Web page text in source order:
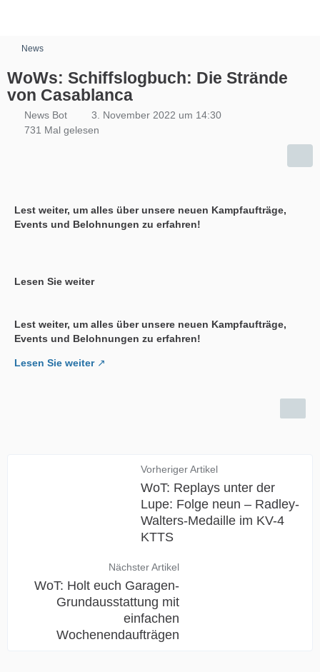
News
WoWs: Schiffslogbuch: Die Strände
von Casablanca
News Bot
3. November 2022 um 14:30
731 Mal gelesen
Lest weiter, um alles über unsere neuen Kampfaufträge,
Events und Belohnungen zu erfahren!
Lesen Sie weiter
Lest weiter, um alles über unsere neuen Kampfaufträge,
Events und Belohnungen zu erfahren!
Lesen Sie weiter
Vorheriger Artikel
WoT: Replays unter der
Lupe: Folge neun – Radley-
Walters-Medaille im KV-4
KTTS
Nächster Artikel
WoT: Holt euch Garagen-
Grundausstattung mit
einfachen
Wochenendaufträgen